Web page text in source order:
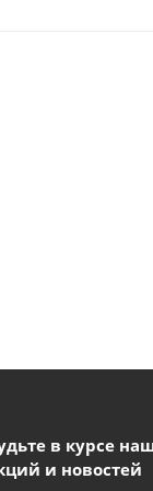
в курсе
и новостей